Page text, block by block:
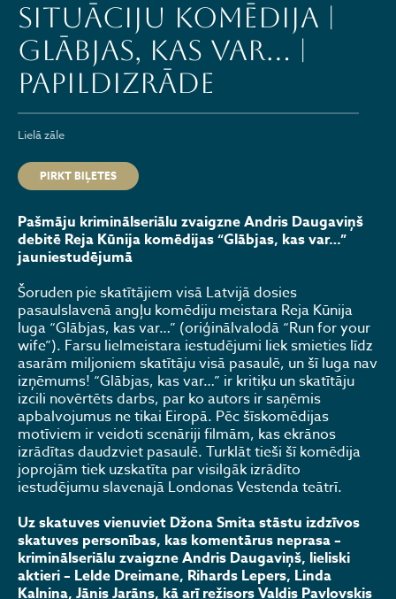
Situāciju komēdija |
GLĀBJAS, KAS VAR… |
PAPILDIZRĀDE
Lielā zāle
PIRKT BIĻETES
Pašmāju kriminālseriālu zvaigzne Andris Daugaviņš
debitē Reja Kūnija komēdijas “Glābjas, kas var…”
jauniestudējumā
Šoruden pie skatītājiem visā Latvijā dosies
pasaulslavenā angļu komēdiju meistara Reja Kūnija
luga “Glābjas, kas var…” (oriģinālvalodā “Run for your
wife”). Farsu lielmeistara iestudējumi liek smieties līdz
asarām miljoniem skatītāju visā pasaulē, un šī luga nav
izņēmums! “Glābjas, kas var…” ir kritiķu un skatītāju
izcili novērtēts darbs, par ko autors ir saņēmis
apbalvojumus ne tikai Eiropā. Pēc šīskomēdijas
motīviem ir veidoti scenāriji filmām, kas ekrānos
izrādītas daudzviet pasaulē. Turklāt tieši šī komēdija
joprojām tiek uzskatīta par visilgāk izrādīto
iestudējumu slavenajā Londonas Vestenda teātrī.
Uz skatuves vienuviet Džona Smita stāstu izdzīvos
skatuves personības, kas komentārus neprasa –
kriminālseriālu zvaigzne Andris Daugaviņš, lieliski
aktieri – Lelde Dreimane, Rihards Lepers, Linda
Kalniņa, Jānis Jarāns, kā arī režisors Valdis Pavlovskis